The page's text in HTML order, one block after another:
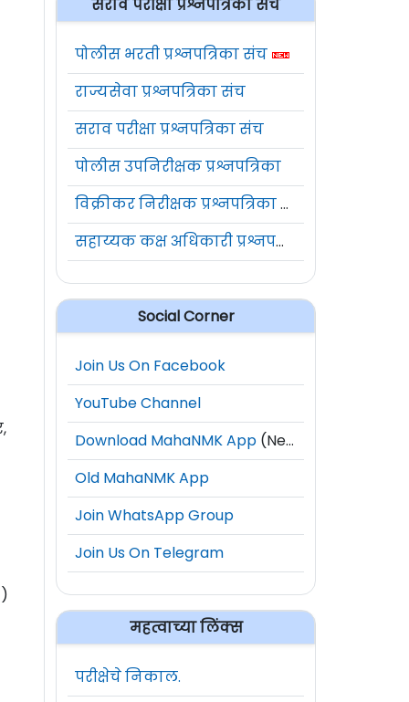
सराव परीक्षा प्रश्नपत्रिका संच
पोलीस भरती प्रश्नपत्रिका संच
राज्यसेवा प्रश्नपत्रिका संच
सराव परीक्षा प्रश्नपत्रिका संच
पोलीस उपनिरीक्षक प्रश्नपत्रिका
विक्रीकर निरीक्षक प्रश्नपत्रिका संच
सहाय्यक कक्ष अधिकारी प्रश्नपत्रिका संच
Social Corner
Join Us On Facebook
YouTube Channel
Download MahaNMK App (New)
Old MahaNMK App
Join WhatsApp Group
Join Us On Telegram
महत्वाच्या लिंक्स
परीक्षेचे निकाल.